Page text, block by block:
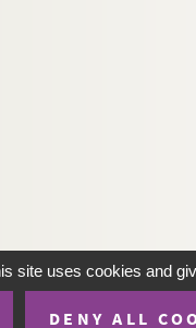
site uses cookies and
DENY ALL